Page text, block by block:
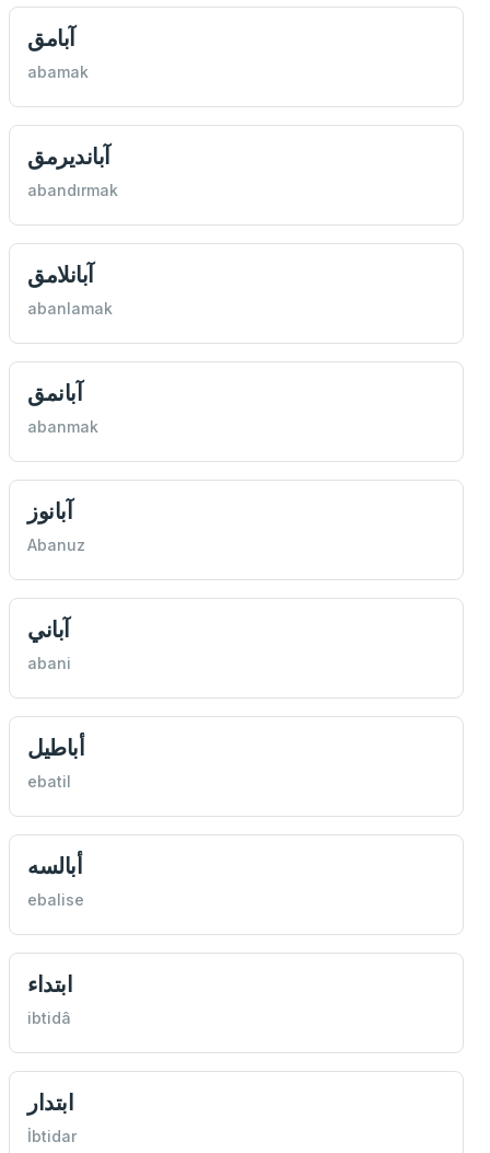
آبامق
abamak
آبانديرمق
abandırmak
آبانلامق
abanlamak
آبانمق
abanmak
آبانوز
Abanuz
آباني
abani
أباطیل
ebatil
أبالسه
ebalise
ابتداء
ibtidâ
ابتدار
İbtidar